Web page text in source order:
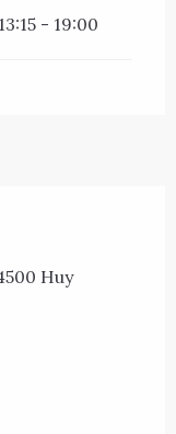
13:15 - 19:00
Huy